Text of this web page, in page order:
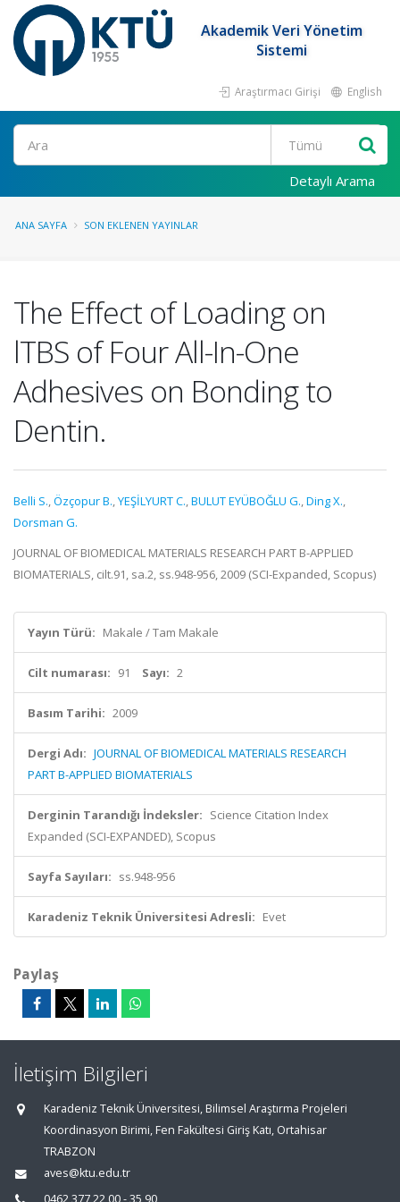
Akademik Veri Yönetim
Sistemi
Araştırmacı Girişi English
Ara
Detaylı Arama
ANA SAYFA SON EKLENEN YAYINLAR
The Effect of Loading on
lTBS of Four All-In-One
Adhesives on Bonding to
Dentin.
Belli S.,Özçopur B.,YEŞİLYURT C.,BULUT EYÜBOĞLU G.,Ding X.,
Dorsman G.
JOURNAL OF BIOMEDICAL MATERIALS RESEARCH PART B-APPLIED
BIOMATERIALS, cilt.91, sa.2, ss.948-956, 2009 (SCI-Expanded, Scopus)
Yayın Türü: Makale / Tam Makale
Cilt numarası: 91 Sayı: 2
Basım Tarihi: 2009
Dergi Adı: JOURNAL OF BIOMEDICAL MATERIALS RESEARCH
PART B-APPLIED BIOMATERIALS
Derginin Tarandığı İndeksler: Science Citation Index
Expanded (SCI-EXPANDED), Scopus
Sayfa Sayıları: ss.948-956
Karadeniz Teknik Üniversitesi Adresli: Evet
Paylaş
İletişim Bilgileri
Karadeniz Teknik Üniversitesi, Bilimsel Araştırma Projeleri
Koordinasyon Birimi, Fen Fakültesi Giriş Katı, Ortahisar
TRABZON
aves@ktu.edu.tr
0462 377 22 00 - 35 90